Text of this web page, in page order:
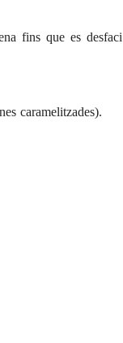
fins que es desfaci
caramelitzades).